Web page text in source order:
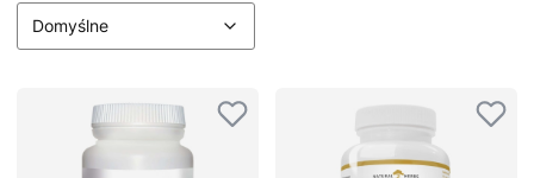
Domyślne